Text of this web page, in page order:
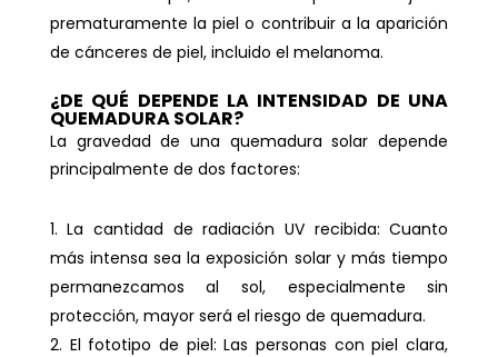
prematuramente la piel o contribuir a la aparición
de cánceres de piel, incluido el melanoma.
¿DE QUÉ DEPENDE LA INTENSIDAD DE UNA
QUEMADURA SOLAR?
La gravedad de una quemadura solar depende
principalmente de dos factores:
La cantidad de radiación UV recibida: Cuanto
más intensa sea la exposición solar y más tiempo
permanezcamos al sol, especialmente sin
protección, mayor será el riesgo de quemadura.
El fototipo de piel: Las personas con piel clara,